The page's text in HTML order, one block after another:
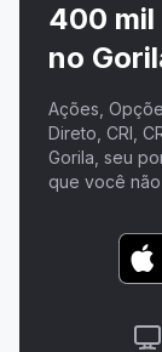
400
no
Ações,
Direto, CRI,
Gorila, seu
que você